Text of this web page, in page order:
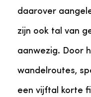
daarover
zijn ook tal van
aanwezig. Door
wandelroutes,
een vijftal korte